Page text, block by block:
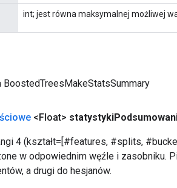
int; jest równa maksymalnej możliwej
BoostedTreesMakeStatsSummary
<Float> statystyki
4 (kształt=[#features, #splits,
w odpowiednim węźle i zasobniku.
a drugi do hesjanów.